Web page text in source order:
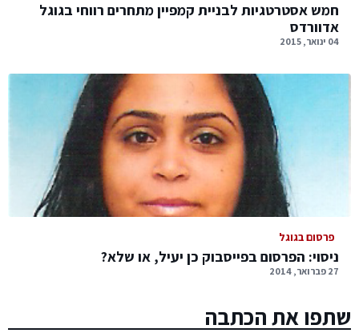
חמש אסטרטגיות לבניית קמפיין מתחרים רווחי בגוגל
אדוורדס
04 ינואר, 2015
פרסום בגוגל
ניסוי: הפרסום בפייסבוק כן יעיל, או שלא?
27 פברואר, 2014
שתפו את הכתבה